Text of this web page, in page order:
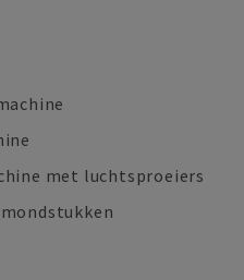
met luchtsproeiers